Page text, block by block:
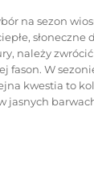
na sezon
należy
fason. W
kwestia to